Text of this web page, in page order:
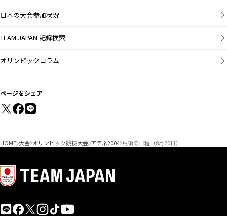
日本の大会参加状況
TEAM JAPAN 記録検索
オリンピックコラム
ページをシェア
HOME 大会 オリンピック競技大会 アテネ2004 馬術の日程（8月20日）